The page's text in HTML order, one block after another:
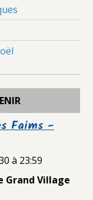
Faims -
à 23:59
Grand Village